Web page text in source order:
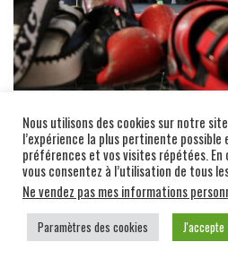
Nous utilisons des cookies sur notre
l’expérience la plus pertinente possible
préférences et vos visites répétées.
vous consentez à l’utilisation de tous
Ne vendez pas mes informations
Paramètres des cookies J'accepte